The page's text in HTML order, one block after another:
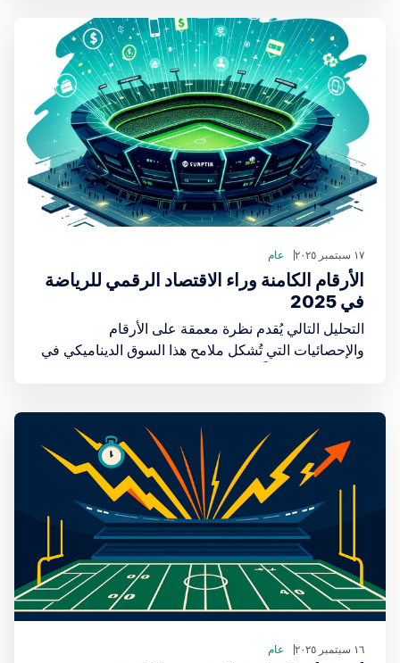
١٧ سبتمبر ٢٠٢٥ عام
الأرقام الكامنة وراء الاقتصاد الرقمي للرياضة
في 2025
التحليل التالي يُقدم نظرة معمقة على الأرقام
والإحصائيات التي تُشكل ملامح هذا السوق الديناميكي في
للرياضة هو استثمار في مستقبل الترفيه.
١٦ سبتمبر ٢٠٢٥ عام